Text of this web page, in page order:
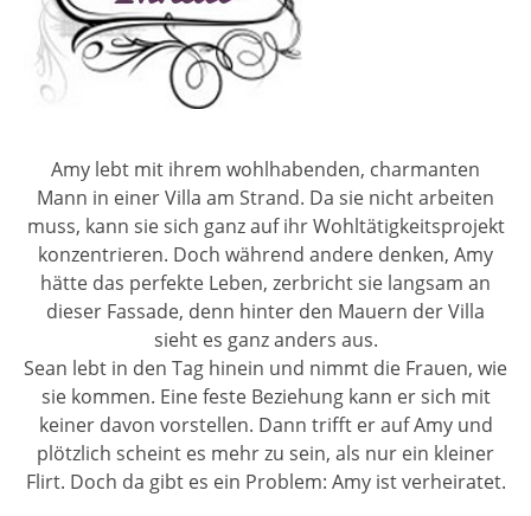
Amy lebt mit ihrem wohlhabenden, charmanten
Mann in einer Villa am Strand. Da sie nicht arbeiten
muss, kann sie sich ganz auf ihr Wohltätigkeitsprojekt
konzentrieren. Doch während andere denken, Amy
hätte das perfekte Leben, zerbricht sie langsam an
dieser Fassade, denn hinter den Mauern der Villa
sieht es ganz anders aus.
Sean lebt in den Tag hinein und nimmt die Frauen, wie
sie kommen. Eine feste Beziehung kann er sich mit
keiner davon vorstellen. Dann trifft er auf Amy und
plötzlich scheint es mehr zu sein, als nur ein kleiner
Flirt. Doch da gibt es ein Problem: Amy ist verheiratet.